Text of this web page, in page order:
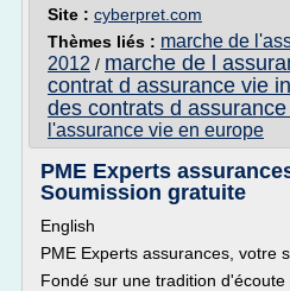
Site : cyberpret.com
Thèmes liés : marche de
2012 / marche de l
contrat d assurance vie
des contrats d
l'assurance vie en europe
PME Experts
Soumission gratuite
English
PME Experts assurances, votre
Fondé sur une tradition